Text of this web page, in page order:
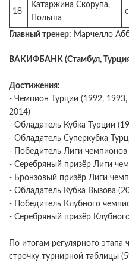
18
Катаржина Скорупа,
Польша
Главный тренер: Марчелло
ВАКИФБАНК (Стамбул,
Достижения:
- Чемпион Турции (1992,
2014)
- Обладатель Кубка Турции
- Обладатель Суперкубка
- Победитель Лиги чемпионов
- Серебряный призёр Лиги
- Бронзовый призёр Лиги
- Обладатель Кубка Вызова
- Победитель Клубного
- Серебряный призёр
По итогам регулярного
строчку турнирной таблицы